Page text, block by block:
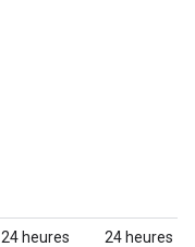
24 heures
24 heures